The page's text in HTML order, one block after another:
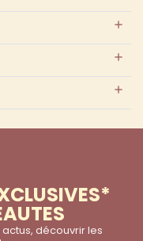
découvrir les